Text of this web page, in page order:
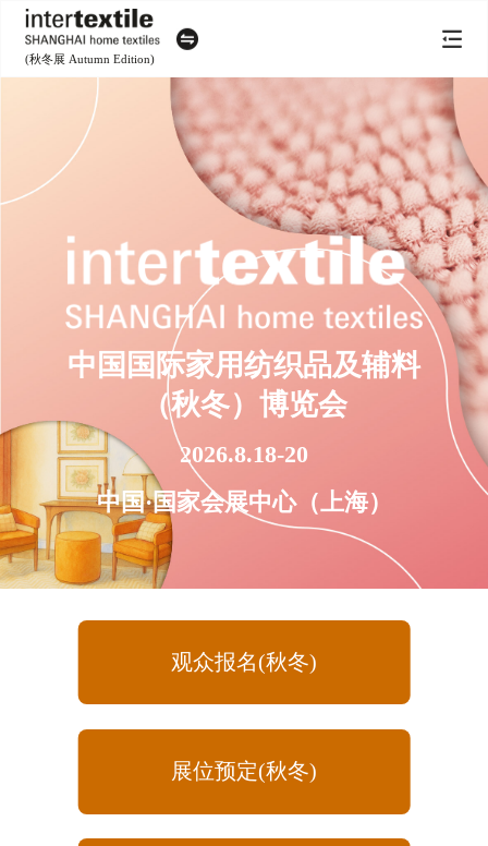
(秋冬展 Autumn Edition)
中国国际家用纺织品及辅料
（秋冬）博览会
2026.8.18-20
中国·国家会展中心（上海）
观众报名(秋冬)
展位预定(秋冬)